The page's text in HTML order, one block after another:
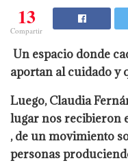
13
Compartir
Un espacio donde
aportan al cuidado y
Luego, Claudia
lugar nos recibieron
, de un movimiento
personas